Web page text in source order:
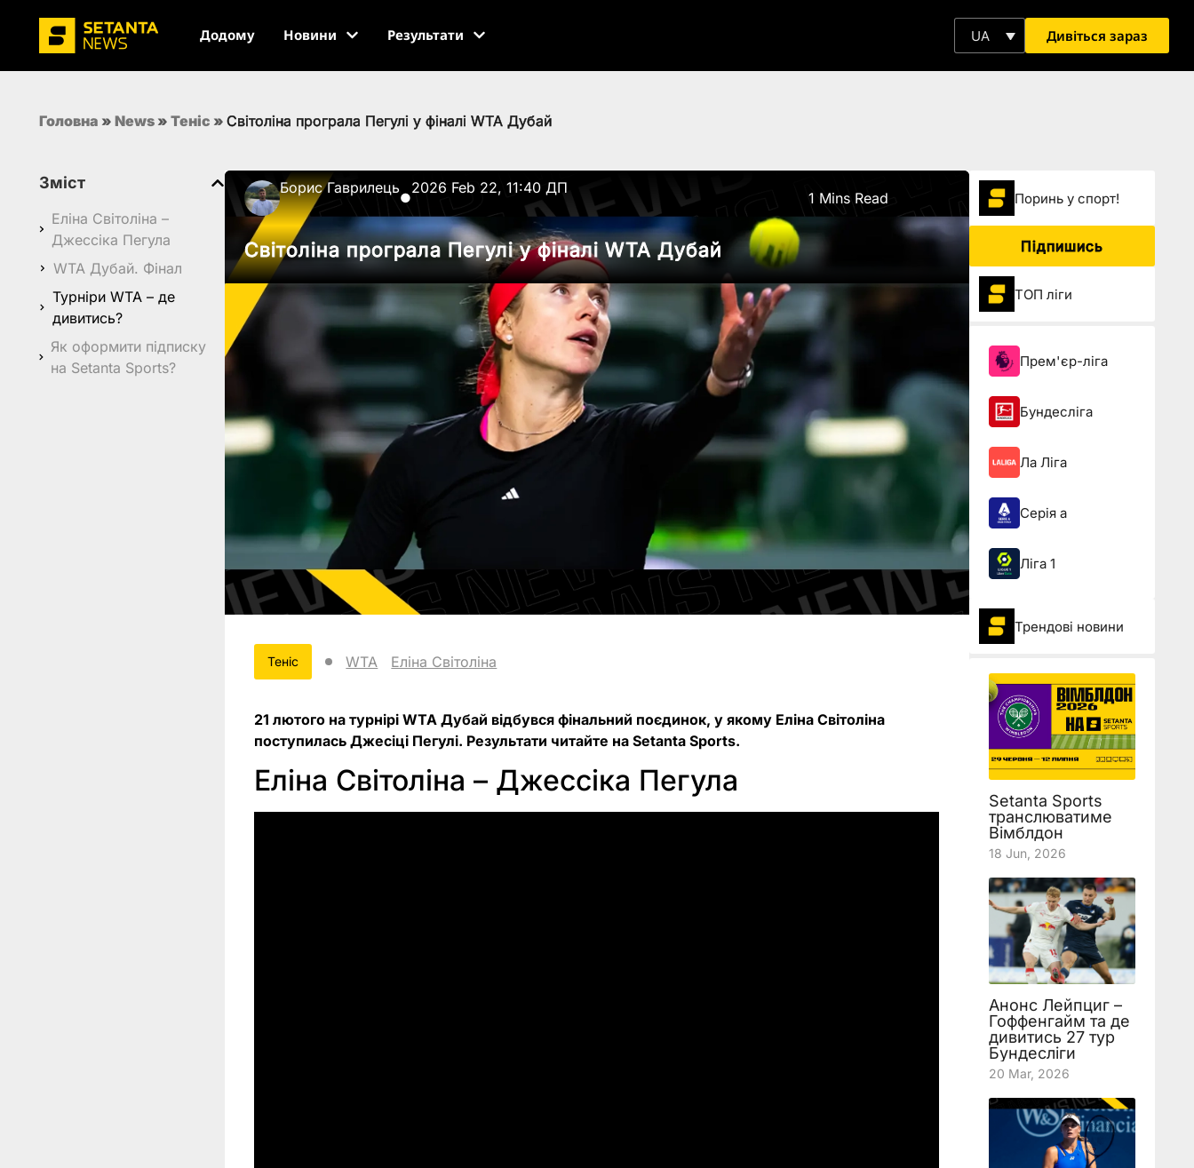
Додому Новини Результати UA Дивіться зараз
Головна » News » Теніс » Світоліна програла Пегулі у фіналі WTA Дубай
Зміст
Еліна Світоліна –
Джессіка Пегула
WTA Дубай. Фінал
Турніри WTA – де
дивитись?
Як оформити підписку
на Setanta Sports?
Борис Гаврилець
●
2026 Feb 22, 11:40 ДП
1 Mins Read
Світоліна програла Пегулі у фіналі WTA Дубай
Теніс WTA Еліна Світоліна
21 лютого на турнірі WTA Дубай відбувся фінальний поєдинок, у якому Еліна Світоліна
поступилась Джесіці Пегулі. Результати читайте на Setanta Sports.
Еліна Світоліна – Джессіка Пегула
Поринь у спорт!
Підпишись
ТОП ліги
Прем'єр-ліга
Бундесліга
Ла Ліга
Серія а
Ліга 1
Трендові новини
Setanta Sports
транслюватиме
Вімблдон
18 Jun, 2026
Анонс Лейпциг –
Гоффенгайм та де
дивитись 27 тур
Бундесліги
20 Mar, 2026